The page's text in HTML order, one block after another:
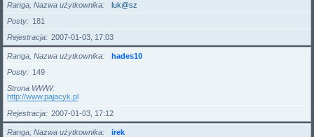
Ranga, Nazwa użytkownika
luk@sz
Posty
181
Rejestracja
2007-01-03, 17:03
Ranga, Nazwa użytkownika
hades10
Posty
149
Strona WWW
http://www.pajacyk.pl
Rejestracja
2007-01-03, 17:12
Ranga, Nazwa użytkownika
irek